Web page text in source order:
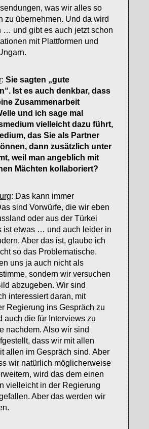
was wir alles so
zu übernehmen. Und da wird
… und gibt es auch jetzt schon
mit Plattformen und
: Sie sagten „gute
Ist es auch denkbar, dass
Zusammenarbeit
und ich sage mal
vielleicht dazu führt,
das Sie als Partner
dann zusätzlich unter
weil man angeblich mit
Mächten kollaboriert?
: Das kann immer
sind Vorwürfe, die wir eben
oder aus der Türkei
ist etwas … und auch leider in
Aber das ist, glaube ich
so das Problematische.
uns ja auch nicht als
sondern wir versuchen
abzugeben. Wir sind
interessiert daran, mit
Regierung ins Gespräch zu
auch die für Interviews zu
nachdem. Also wir sind
dass wir mit allen
allen im Gespräch sind. Aber
wir natürlich möglicherweise
wird das dem einen
vielleicht in der Regierung
Aber das werden wir